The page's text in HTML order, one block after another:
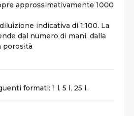
approssimativamente 1000
indicativa di 1:100. La
dal numero di mani, dalla
porosità
formati: 1 l, 5 l, 25 l.